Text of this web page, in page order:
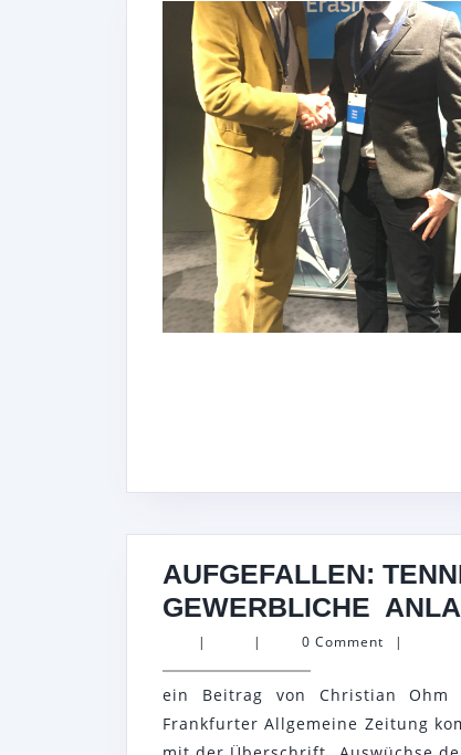
AUFGEFALLEN:
GEWERBLICHE
| | 0 Comment |
ein Beitrag von Christian Ohm
Frankfurter Allgemeine Zeitung